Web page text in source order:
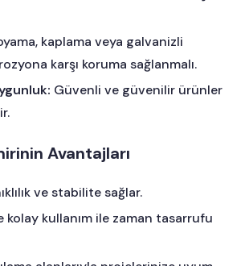
kaplama veya galvanizli
karşı koruma sağlanmalı.
Güvenli ve güvenilir ürünler
Avantajları
ve stabilite sağlar.
kolay kullanım ile zaman tasarrufu